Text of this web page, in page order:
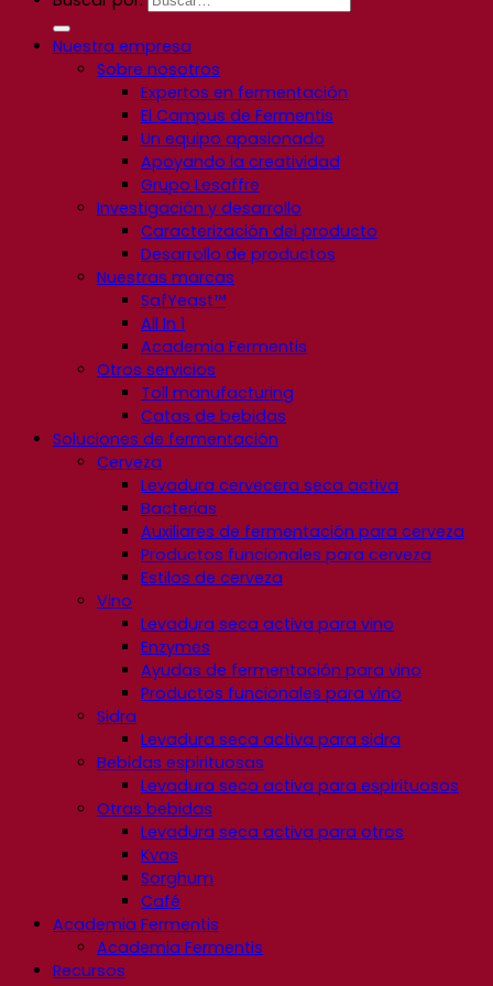
Nuestra empresa
Sobre nosotros
Expertos en fermentación
El Campus de Fermentis
Un equipo apasionado
Apoyando la creatividad
Grupo Lesaffre
Investigación y desarrollo
Caracterización del producto
Desarrollo de productos
Nuestras marcas
SafYeast™
All In 1
Academia Fermentis
Otros servicios
Toll manufacturing
Catas de bebidas
Soluciones de fermentación
Cerveza
Levadura cervecera seca activa
Bacterias
Auxiliares de fermentación para cerveza
Productos funcionales para cerveza
Estilos de cerveza
Vino
Levadura seca activa para vino
Enzymes
Ayudas de fermentación para vino
Productos funcionales para vino
Sidra
Levadura seca activa para sidra
Bebidas espirituosas
Levadura seca activa para espirituosos
Otras bebidas
Levadura seca activa para otros
Kvas
Sorghum
Café
Academia Fermentis
Academia Fermentis
Recursos